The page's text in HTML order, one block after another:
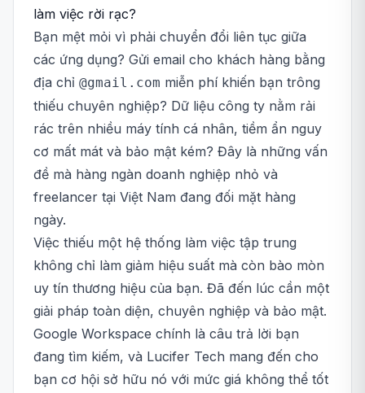
làm việc rời rạc?
Bạn mệt mỏi vì phải chuyển đổi liên tục giữa
các ứng dụng? Gửi email cho khách hàng bằng
địa chỉ @gmail.com miễn phí khiến bạn trông
thiếu chuyên nghiệp? Dữ liệu công ty nằm rải
rác trên nhiều máy tính cá nhân, tiềm ẩn nguy
cơ mất mát và bảo mật kém? Đây là những vấn
đề mà hàng ngàn doanh nghiệp nhỏ và
freelancer tại Việt Nam đang đối mặt hàng
ngày.
Việc thiếu một hệ thống làm việc tập trung
không chỉ làm giảm hiệu suất mà còn bào mòn
uy tín thương hiệu của bạn. Đã đến lúc cần một
giải pháp toàn diện, chuyên nghiệp và bảo mật.
Google Workspace chính là câu trả lời bạn
đang tìm kiếm, và Lucifer Tech mang đến cho
bạn cơ hội sở hữu nó với mức giá không thể tốt